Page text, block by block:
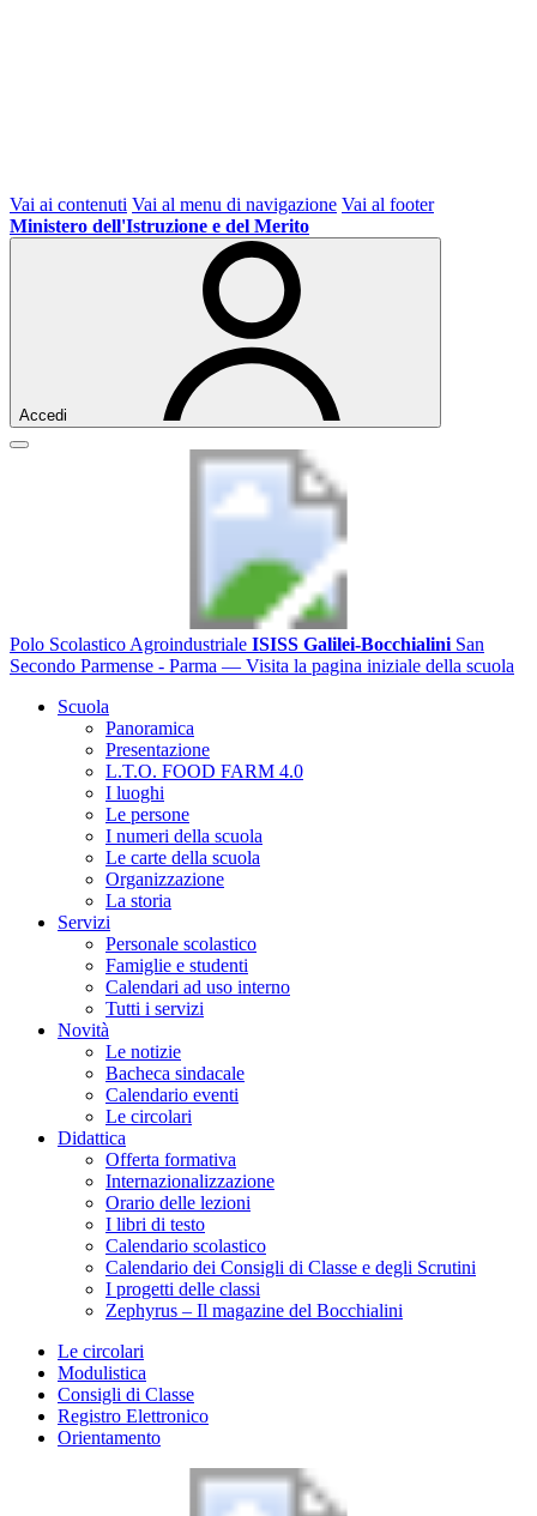
Vai ai contenuti Vai al menu di navigazione Vai al footer
Ministero dell'Istruzione e del Merito
Accedi
Polo Scolastico Agroindustriale ISISS Galilei-Bocchialini San
Secondo Parmense - Parma — Visita la pagina iniziale della scuola
Scuola
Panoramica
Presentazione
L.T.O. FOOD FARM 4.0
I luoghi
Le persone
I numeri della scuola
Le carte della scuola
Organizzazione
La storia
Servizi
Personale scolastico
Famiglie e studenti
Calendari ad uso interno
Tutti i servizi
Novità
Le notizie
Bacheca sindacale
Calendario eventi
Le circolari
Didattica
Offerta formativa
Internazionalizzazione
Orario delle lezioni
I libri di testo
Calendario scolastico
Calendario dei Consigli di Classe e degli Scrutini
I progetti delle classi
Zephyrus – Il magazine del Bocchialini
Le circolari
Modulistica
Consigli di Classe
Registro Elettronico
Orientamento